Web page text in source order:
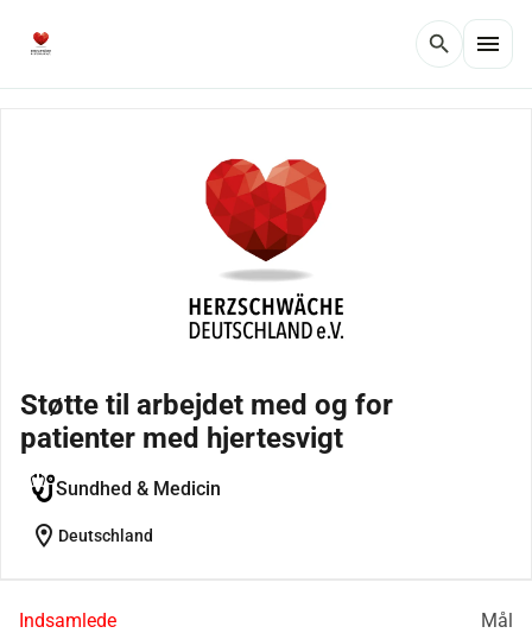
search menu
Støtte til arbejdet med og for
patienter med hjertesvigt
Sundhed & Medicin
location_on Deutschland
Indsamlede Mål